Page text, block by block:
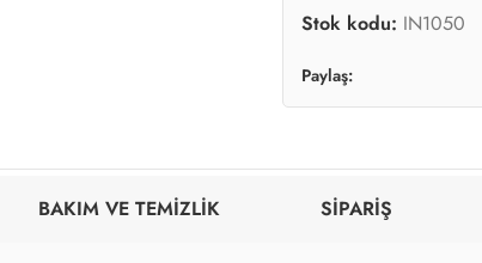
Stok kodu: IN1050
Paylaş:
BAKIM VE TEMİZLİK SİPARİŞ